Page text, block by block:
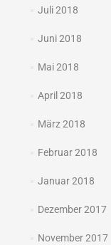
Juli 2018
Juni 2018
Mai 2018
April 2018
März 2018
Februar 2018
Januar 2018
Dezember 2017
November 2017